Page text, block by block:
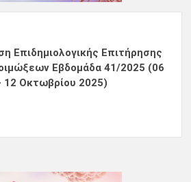
Επιδημιολογικής Επιτήρησης
Εβδομάδα 41/2025 (06
Οκτωβρίου 2025)